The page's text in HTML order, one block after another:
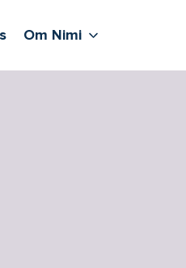
Om Nimi Vis flere